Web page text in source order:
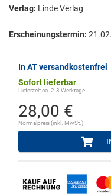
Verlag: Linde Verlag
Erscheinungstermin:
In AT versandkostenfrei
Sofort lieferbar
Lieferzeit ca. 2-3 Werktage
28,00 €
Normalpreis (inkl. MwSt.)